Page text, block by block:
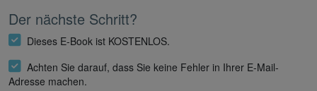
Der nächste Schritt?
Dieses E-Book ist KOSTENLOS.
Achten Sie darauf, dass Sie keine Fehler in Ihrer E-Mail-
Adresse machen.